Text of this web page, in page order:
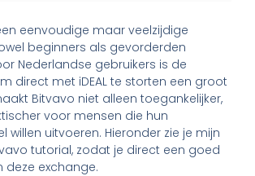
eenvoudige maar veelzijdige
beginners als gevorderden
Nederlandse gebruikers is de
direct met iDEAL te storten een groot
Bitvavo niet alleen toegankelijker,
voor mensen die hun
willen uitvoeren. Hieronder zie je mijn
tutorial, zodat je direct een goed
deze exchange.